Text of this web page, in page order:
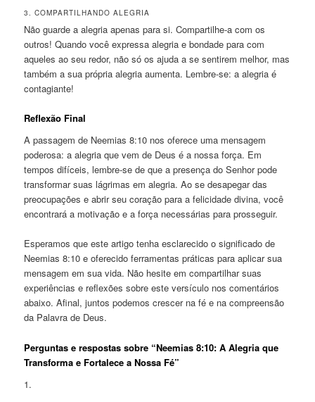
3. COMPARTILHANDO ALEGRIA
Não guarde a alegria apenas para si. Compartilhe-a com os
outros! Quando você expressa alegria e bondade para com
aqueles ao seu redor, não só os ajuda a se sentirem melhor, mas
também a sua própria alegria aumenta. Lembre-se: a alegria é
contagiante!
Reflexão Final
A passagem de Neemias 8:10 nos oferece uma mensagem
poderosa: a alegria que vem de Deus é a nossa força. Em
tempos difíceis, lembre-se de que a presença do Senhor pode
transformar suas lágrimas em alegria. Ao se desapegar das
preocupações e abrir seu coração para a felicidade divina, você
encontrará a motivação e a força necessárias para prosseguir.
Esperamos que este artigo tenha esclarecido o significado de
Neemias 8:10 e oferecido ferramentas práticas para aplicar sua
mensagem em sua vida. Não hesite em compartilhar suas
experiências e reflexões sobre este versículo nos comentários
abaixo. Afinal, juntos podemos crescer na fé e na compreensão
da Palavra de Deus.
Perguntas e respostas sobre “Neemias 8:10: A Alegria que
Transforma e Fortalece a Nossa Fé”
1.